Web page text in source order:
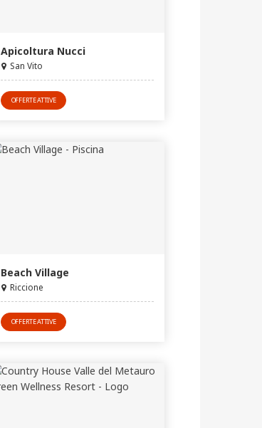
Apicoltura Nucci
San Vito
OFFERTE ATTIVE
Beach Village
Riccione
OFFERTE ATTIVE